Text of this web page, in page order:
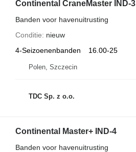
Continental CraneMaster IND-3
Banden voor havenuitrusting
Conditie
nieuw
4-Seizoenenbanden
16.00-25
Polen, Szczecin
TDC Sp. z o.o.
Continental Master+ IND-4
Banden voor havenuitrusting